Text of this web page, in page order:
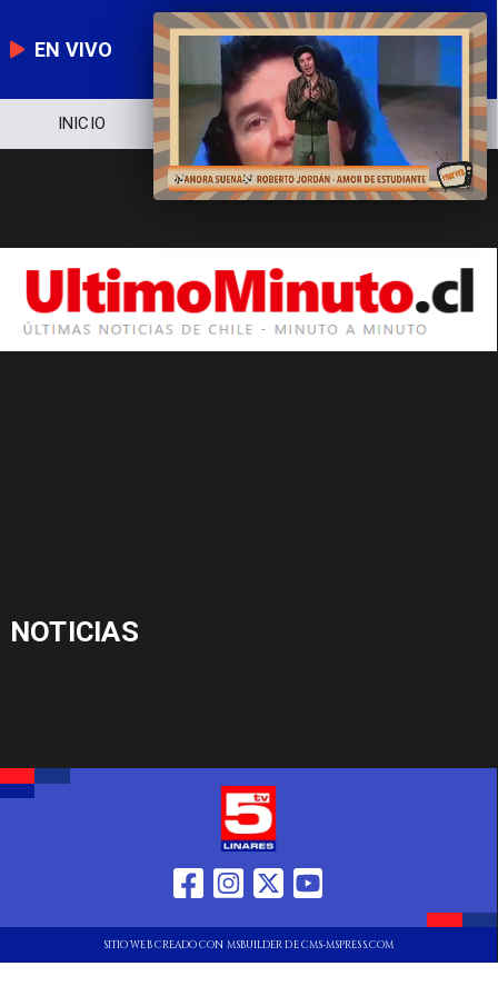
EN VIVO
INICIO NOTICIERO POLÍTICA
NOTICIAS
SITIO WEB CREADO CON MSBUILDER DE CMS-MSPRESS.COM